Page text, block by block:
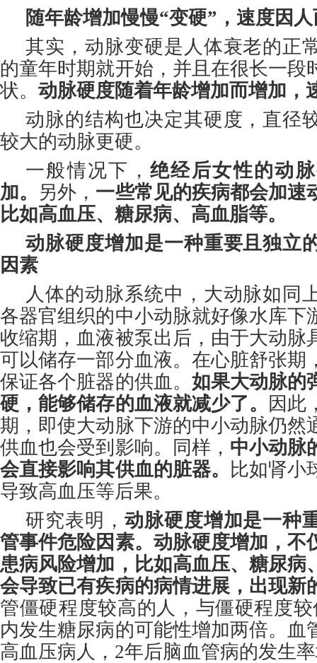
随年龄增加慢慢“变硬”，速度因
其实，动脉变硬是人体衰老的正
的童年时期就开始，并且在很长一段
状。 动脉硬度随着年龄增加而增加，
动脉的结构也决定其硬度，直径
较大的动脉更硬。
一般情况下，绝经后女性的动
加。
另外， 一些常见的疾病都会加速
比如高血压、糖尿病、高血脂等。
动脉硬度增加是一种重要且独立
因素
人体的动脉系统中，大动脉如同
各器官组织的中小动脉就好像水库下
收缩期，血液被泵出后，由于大动脉
可以储存一部分血液。在心脏舒张期
保证各个脏器的供血。 如果大动脉的
硬，能够储存的血液就减少了。
因此
期，即使大动脉下游的中小动脉仍然
供血也会受到影响。同样， 中小动脉
会直接影响其供血的脏器。
比如肾小
导致高血压等后果。
研究表明， 动脉硬度增加是一种
管事件危险因素。动脉硬度增加，不
患病风险增加，比如高血压、糖尿病
会导致已有疾病的病情进展，出现新
管僵硬程度较高的人，与僵硬程度
内发生糖尿病的可能性增加两倍。血
高血压病人，2年后脑血管病的发生